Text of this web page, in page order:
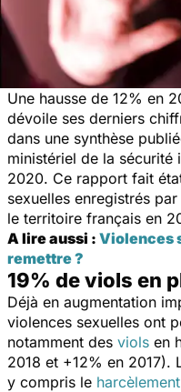
Une hausse de 12% en
dévoile ses derniers
dans une synthèse
ministériel de la sécurité
2020. Ce rapport fait
sexuelles enregistrés
le territoire français en
A lire aussi : Violences
remettre ?
19% de viols en
Déjà en augmentation
violences sexuelles ont
notamment des viols en
2018 et +12% en 2017).
y compris le